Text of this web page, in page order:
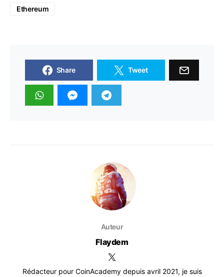
Ethereum
Share Tweet
Auteur
Flaydem
Rédacteur pour CoinAcademy depuis avril 2021, je suis